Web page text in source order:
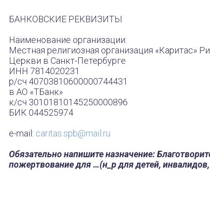
ИНН 7814020231
р/сч 40703810600000744431
к/сч 30101810145250000896
БИК 044525974
e-mail:caritas.spb@mail.ru
Обязательно напишите назначение: Благотворительное
пожертвование для …(н_р для детей, инвалидов, пожилых